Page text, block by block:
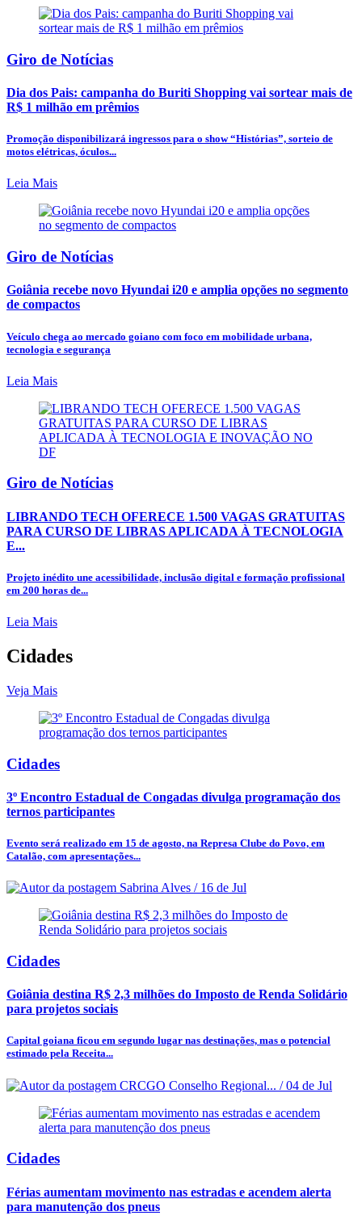
Giro de Notícias
Dia dos Pais: campanha do Buriti Shopping vai sortear mais de
R$ 1 milhão em prêmios
Promoção disponibilizará ingressos para o show “Histórias”, sorteio de
motos elétricas, óculos...
Leia Mais
Giro de Notícias
Goiânia recebe novo Hyundai i20 e amplia opções no segmento
de compactos
Veículo chega ao mercado goiano com foco em mobilidade urbana,
tecnologia e segurança
Leia Mais
Giro de Notícias
LIBRANDO TECH OFERECE 1.500 VAGAS GRATUITAS
PARA CURSO DE LIBRAS APLICADA À TECNOLOGIA
E...
Projeto inédito une acessibilidade, inclusão digital e formação profissional
em 200 horas de...
Leia Mais
Cidades
Veja Mais
Cidades
3º Encontro Estadual de Congadas divulga programação dos
ternos participantes
Evento será realizado em 15 de agosto, na Represa Clube do Povo, em
Catalão, com apresentações...
Sabrina Alves / 16 de Jul
Cidades
Goiânia destina R$ 2,3 milhões do Imposto de Renda Solidário
para projetos sociais
Capital goiana ficou em segundo lugar nas destinações, mas o potencial
estimado pela Receita...
CRCGO Conselho Regional... / 04 de Jul
Cidades
Férias aumentam movimento nas estradas e acendem alerta
para manutenção dos pneus